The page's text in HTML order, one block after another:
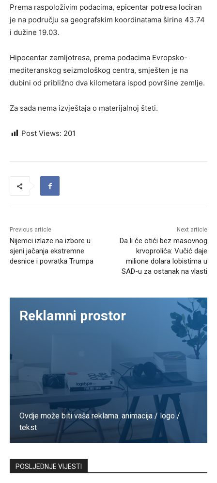
Prema raspoloživim podacima, epicentar potresa lociran
je na području sa geografskim koordinatama širine 43.74
i dužine 19.03.
Hipocentar zemljotresa, prema podacima Еvropsko-
mediteranskog seizmološkog centra, smješten je na
dubini od približno dva kilometara ispod površine zemlje.
Za sada nema izvještaja o materijalnoj šteti.
Post Views: 201
Previous article
Nijemci izlaze na izbore u
sjeni jačanja ekstremne
desnice i povratka Trumpa
Next article
Da li će otići bez masovnog
krvoprolića: Vučić daje
milione dolara lobistima u
SAD-u za ostanak na vlasti
Reklamni prostor
Ovdje može biti vaša reklama. animacija / logo /
tekst
Kontaktirajte nas
POSLJEDNJE VIJESTI